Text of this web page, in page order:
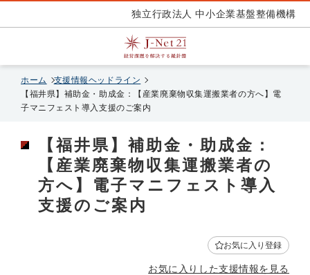
独立行政法人 中小企業基盤整備機構
ホーム
支援情報ヘッドライン
【福井県】補助金・助成金：【産業廃棄物収集運搬業者の方へ】電
子マニフェスト導入支援のご案内
【福井県】補助金・助成金：
【産業廃棄物収集運搬業者の
方へ】電子マニフェスト導入
支援のご案内
お気に入り登録
お気に入りした支援情報を見る